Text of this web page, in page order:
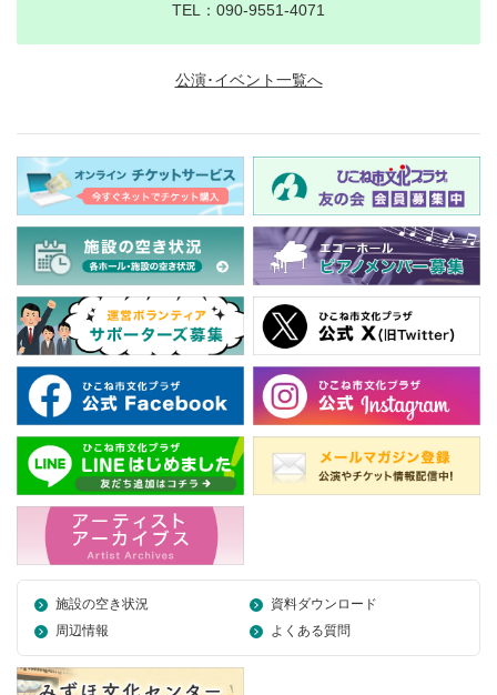
TEL：090-9551-4071
公演･イベント一覧へ
施設の空き状況
資料ダウンロード
周辺情報
よくある質問